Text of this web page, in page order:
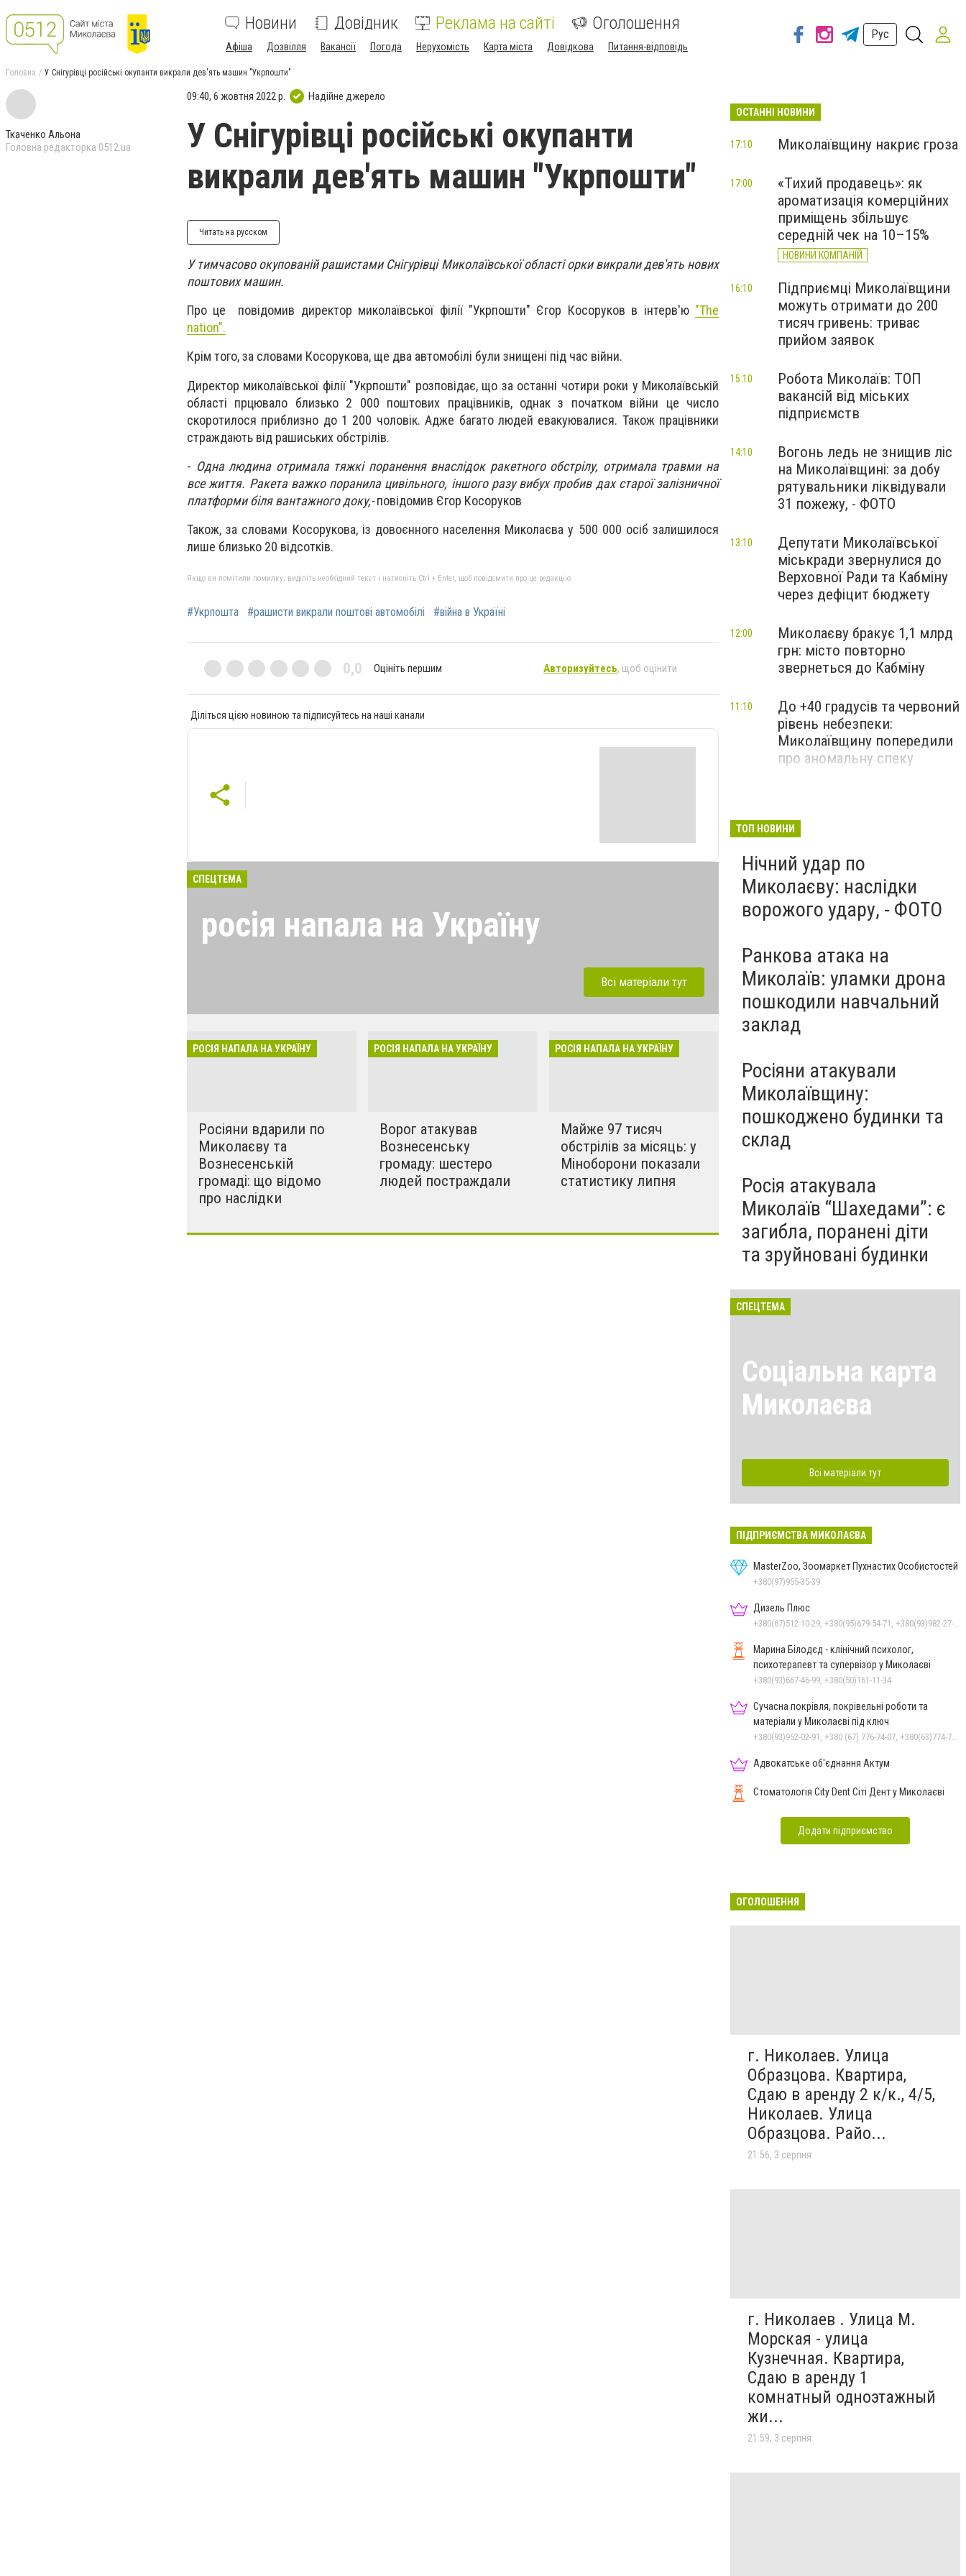
Новини Довідник Реклама на сайті Оголошення
Афіша Дозвілля Вакансії Погода Нерухомість Карта міста Довідкова Питання-відповідь
Рус
Головна У Снігурівці російські окупанти викрали дев'ять машин "Укрпошти"
Ткаченко Альона
Головна редакторка 0512.ua
09:40, 6 жовтня 2022 р. Надійне джерело
У Снігурівці російські окупанти
викрали дев'ять машин "Укрпошти"
Читать на русском
У тимчасово окупованій рашистами Снігурівці Миколаївської області орки викрали дев'ять нових
поштових машин.
Про це повідомив директор миколаївської філії "Укрпошти" Єгор Косоруков в інтерв'ю "Тhe
nation".
Крім того, за словами Косорукова, ще два автомобілі були знищені під час війни.
Директор миколаївської філії "Укрпошти" розповідає, що за останні чотири роки у Миколаївській
області прцювало близько 2 000 поштових працівників, однак з початком війни це число
скоротилося приблизно до 1 200 чоловік. Адже багато людей евакуювалися. Також працівники
страждають від рашиських обстрілів.
- Одна людина отримала тяжкі поранення внаслідок ракетного обстрілу, отримала травми на
все життя. Ракета важко поранила цивільного, іншого разу вибух пробив дах старої залізничної
платформи біля вантажного доку,-повідомив Єгор Косоруков
Також, за словами Косорукова, із довоєнного населення Миколаєва у 500 000 осіб залишилося
лише близько 20 відсотків.
Якщо ви помітили помилку, виділіть необхідний текст і натисніть Ctrl + Enter, щоб повідомити про це редакцію
#Укрпошта #рашисти викрали поштові автомобілі #війна в Україні
0,0 Оцініть першим Авторизуйтесь, щоб оцінити
Діліться цією новиною та підписуйтесь на наші канали
СПЕЦТЕМА
росія напала на Україну
розкрадати будинки в селах. Ми боремось
за нашу свободу!!
Всі матеріали тут
РОСІЯ НАПАЛА НА УКРАЇНУ
Росіяни вдарили по
Миколаєву та
Вознесенській
громаді: що відомо
про наслідки
РОСІЯ НАПАЛА НА УКРАЇНУ
Ворог атакував
Вознесенську
громаду: шестеро
людей постраждали
РОСІЯ НАПАЛА НА УКРАЇНУ
Майже 97 тисяч
обстрілів за місяць: у
Міноборони показали
статистику липня
ОСТАННІ НОВИНИ
Миколаївщину накриє гроза
17:10
«Тихий продавець»: як
ароматизація комерційних
приміщень збільшує
середній чек на 10–15%
НОВИНИ КОМПАНІЙ
17:00
Підприємці Миколаївщини
можуть отримати до 200
тисяч гривень: триває
прийом заявок
16:10
Робота Миколаїв: ТОП
вакансій від міських
підприємств
15:10
Вогонь ледь не знищив ліс
на Миколаївщині: за добу
рятувальники ліквідували
31 пожежу, - ФОТО
14:10
Депутати Миколаївської
міськради звернулися до
Верховної Ради та Кабміну
через дефіцит бюджету
13:10
Миколаєву бракує 1,1 млрд
грн: місто повторно
звернеться до Кабміну
12:00
До +40 градусів та червоний
рівень небезпеки:
Миколаївщину попередили
про аномальну спеку
11:10
ТОП НОВИНИ
Нічний удар по
Миколаєву: наслідки
ворожого удару, - ФОТО
Ранкова атака на
Миколаїв: уламки дрона
пошкодили навчальний
заклад
Росіяни атакували
Миколаївщину:
пошкоджено будинки та
склад
Росія атакувала
Миколаїв “Шахедами”: є
загибла, поранені діти
та зруйновані будинки
СПЕЦТЕМА
Соціальна карта
Миколаєва
Всі матеріали тут
ПІДПРИЄМСТВА МИКОЛАЄВА
MasterZoo, Зоомаркет Пухнастих Особистостей
+380(97)955-35-39
Дизель Плюс
Марина Білодєд - клінічний психолог,
психотерапевт та супервізор у Миколаєві
+380(93)667-46-99, +380(50)161-11-34
Сучасна покрівля, покрівельні роботи та
матеріали у Миколаєві під ключ
Адвокатське об'єднання Актум
Стоматологія City Dent Сіті Дент у Миколаєві
Додати підприємство
ОГОЛОШЕННЯ
г. Николаев. Улица
Образцова. Квартира,
Сдаю в аренду 2 к/к., 4/5,
Николаев. Улица
Образцова. Райо...
21:56, 3 серпня
г. Николаев . Улица М.
Морская - улица
Кузнечная. Квартира,
Сдаю в аренду 1
комнатный одноэтажный
жи...
21:59, 3 серпня